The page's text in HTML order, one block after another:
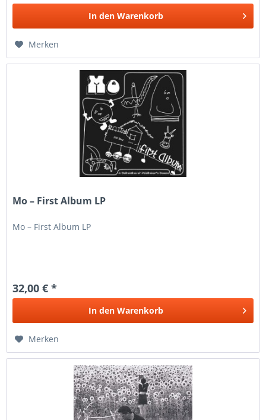
In den Warenkorb
Merken
Mo – First Album LP
Mo – First Album LP
32,00 € *
In den Warenkorb
Merken